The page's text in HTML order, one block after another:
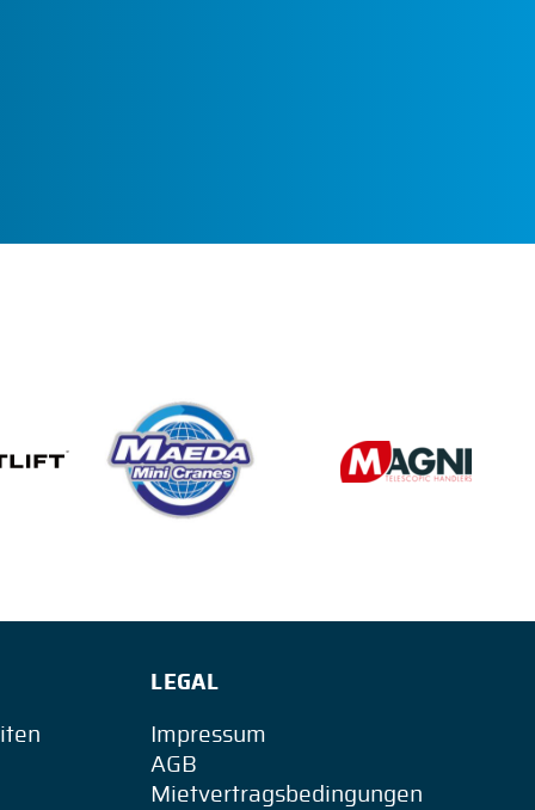
LEGAL
Impressum
AGB
Mietvertragsbedingungen